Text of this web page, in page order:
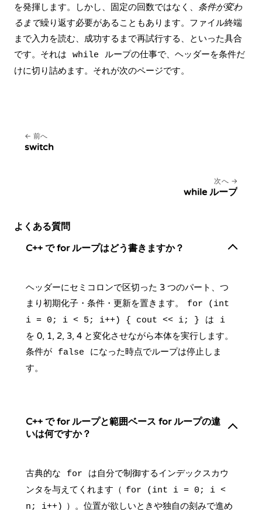
を発揮します。しかし、固定の回数ではなく、 条件が変わ
るまで繰り返す必要があることもあります。ファイル終端
まで入力を読む、成功するまで再試行する、といった具合
です。それは
while
ループの仕事で、ヘッダーを条件だ
けに切り詰めます。それが次のページです。
前へ
switch
次へ
while ループ
よくある質問
C++ で for ループはどう書きますか？
ヘッダーにセミコロンで区切った 3 つのパート、つ
まり初期化子・条件・更新を置きます。
for (int
i = 0; i < 5; i++) { cout << i; }
は i
を 0, 1, 2, 3, 4 と変化させながら本体を実行します。
条件が
false
になった時点でループは停止しま
す。
C++ で for ループと範囲ベース for ループの違
いは何ですか？
古典的な for
は自分で制御するインデックスカウ
ンタを与えてくれます（ for (int i = 0; i <
n; i++) ）。位置が欲しいときや独自の刻みで進め